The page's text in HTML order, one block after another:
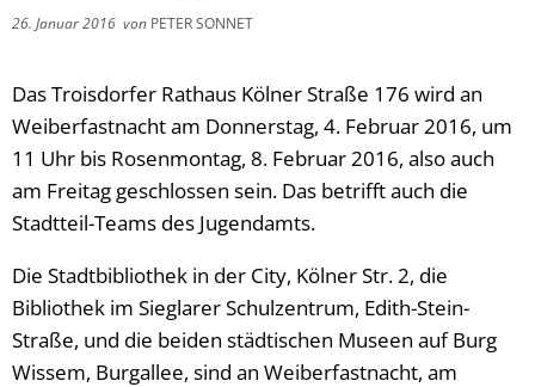
26. Januar 2016 von PETER SONNET
Das Troisdorfer Rathaus Kölner Straße 176 wird an
Weiberfastnacht am Donnerstag, 4. Februar 2016, um
11 Uhr bis Rosenmontag, 8. Februar 2016, also auch
am Freitag geschlossen sein. Das betrifft auch die
Stadtteil-Teams des Jugendamts.
Die Stadtbibliothek in der City, Kölner Str. 2, die
Bibliothek im Sieglarer Schulzentrum, Edith-Stein-
Straße, und die beiden städtischen Museen auf Burg
Wissem, Burgallee, sind an Weiberfastnacht, am